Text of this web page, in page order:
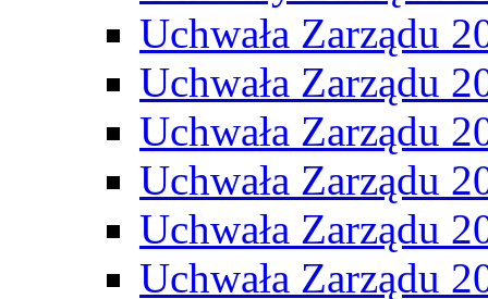
Uchwała Zarządu
Uchwała Zarządu
Uchwała Zarządu
Uchwała Zarządu
Uchwała Zarządu
Uchwała Zarządu